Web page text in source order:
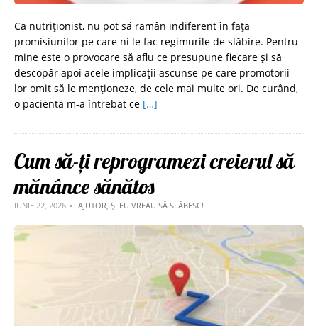
Ca nutriționist, nu pot să rămân indiferent în fața
promisiunilor pe care ni le fac regimurile de slăbire. Pentru
mine este o provocare să aflu ce presupune fiecare și să
descopăr apoi acele implicații ascunse pe care promotorii
lor omit să le menționeze, de cele mai multe ori. De curând,
o pacientă m-a întrebat ce […]
Cum să-ți reprogramezi creierul să
mănânce sănătos
IUNIE 22, 2026 AJUTOR, ȘI EU VREAU SĂ SLĂBESC!